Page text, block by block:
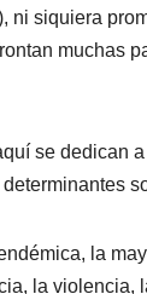
ni siquiera
muchas
se dedican
la
la violencia,